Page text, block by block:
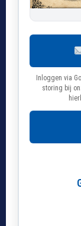
Inloggen via
storing bij